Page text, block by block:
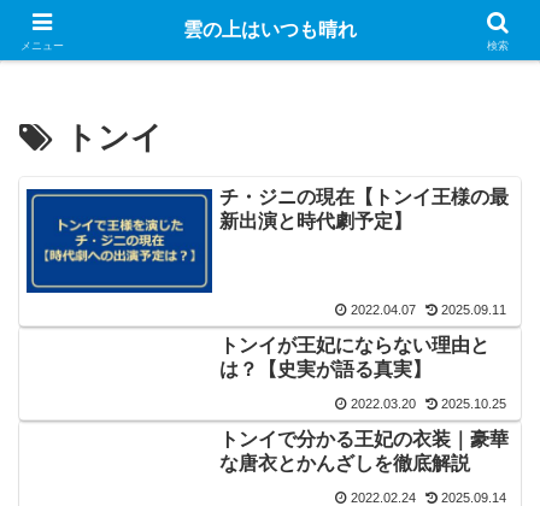
Googleのアドセンス広告を表示しています
トンイ
チ・ジニの現在【トンイ王様の最
新出演と時代劇予定】
2022.04.07 2025.09.11
トンイが王妃にならない理由と
は？【史実が語る真実】
2022.03.20 2025.10.25
トンイで分かる王妃の衣装｜豪華
な唐衣とかんざしを徹底解説
2022.02.24 2025.09.14
メニュー
雲の上はいつも晴れ
検索